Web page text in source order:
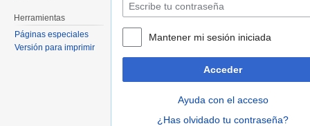
Mantener mi sesión iniciada
Acceder
Ayuda con el acceso
¿Has olvidado tu contraseña?
Herramientas
Páginas especiales
Versión para imprimir